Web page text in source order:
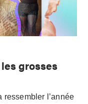
grosses
l’année